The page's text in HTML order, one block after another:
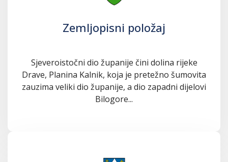
Zemljopisni položaj
Sjeveroistočni dio županije čini dolina rijeke
Drave, Planina Kalnik, koja je pretežno šumovita
zauzima veliki dio županije, a dio zapadni dijelovi
Bilogore...